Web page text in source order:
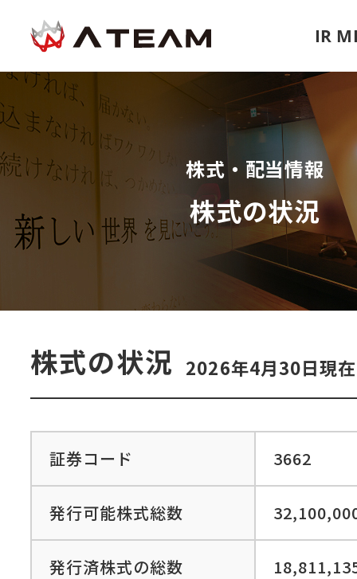
IR
株式・配当情報
株式の状況
株式の状況 2026年4月30日現在
証券コード 3662
発行可能株式総数
発行済株式の総数